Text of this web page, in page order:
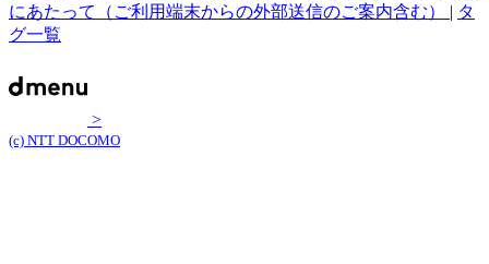
にあたって（ご利用端末からの外部送信のご案内含む） | タ
グ一覧
>
(c) NTT DOCOMO